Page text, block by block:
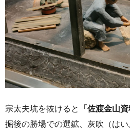
宗太夫坑を抜けると 「佐渡金山資
掘後の勝場での選鉱、灰吹（は